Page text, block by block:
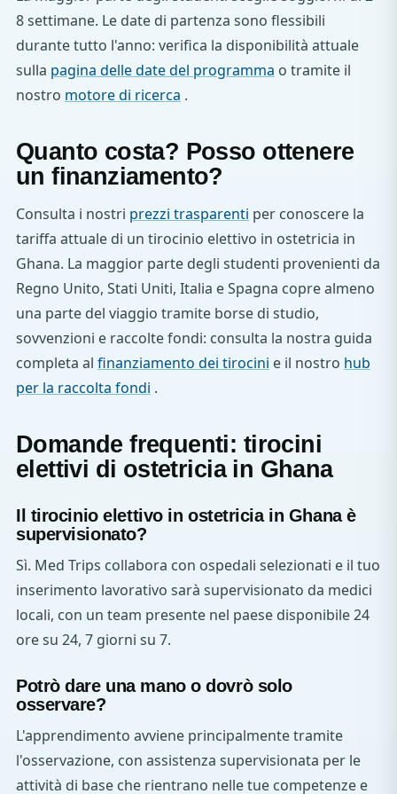
8 settimane. Le date di partenza sono flessibili
durante tutto l'anno: verifica la disponibilità attuale
sulla pagina delle date del programma o tramite il
nostro motore di ricerca .
Quanto costa? Posso ottenere
un finanziamento?
Consulta i nostri prezzi trasparenti per conoscere la
tariffa attuale di un tirocinio elettivo in ostetricia in
Ghana. La maggior parte degli studenti provenienti da
Regno Unito, Stati Uniti, Italia e Spagna copre almeno
una parte del viaggio tramite borse di studio,
sovvenzioni e raccolte fondi: consulta la nostra guida
completa al finanziamento dei tirocini e il nostro hub
per la raccolta fondi .
Domande frequenti: tirocini
elettivi di ostetricia in Ghana
Il tirocinio elettivo in ostetricia in Ghana è
supervisionato?
Sì. Med Trips collabora con ospedali selezionati e il tuo
inserimento lavorativo sarà supervisionato da medici
locali, con un team presente nel paese disponibile 24
ore su 24, 7 giorni su 7.
Potrò dare una mano o dovrò solo
osservare?
L'apprendimento avviene principalmente tramite
l'osservazione, con assistenza supervisionata per le
attività di base che rientrano nelle tue competenze e